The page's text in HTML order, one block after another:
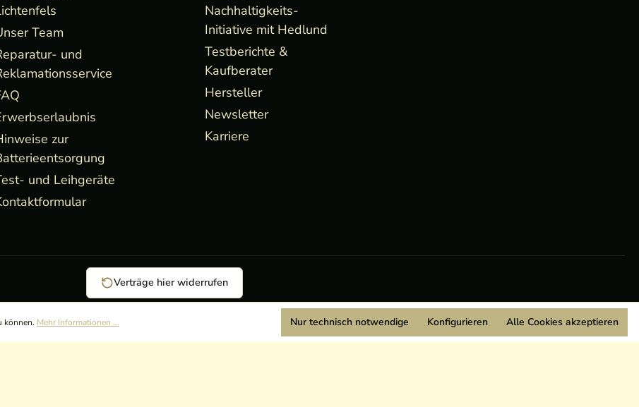
Team
und
zur
und Leihgeräte
Nachhaltigkeits-
Initiative mit Hedlund
Testberichte &
Kaufberater
Hersteller
Newsletter
Karriere
Verträge hier widerrufen
Wir sind Mitglied:
können. Mehr Informationen ... Nur technisch notwendige Konfigurieren Alle Cookies akzeptieren